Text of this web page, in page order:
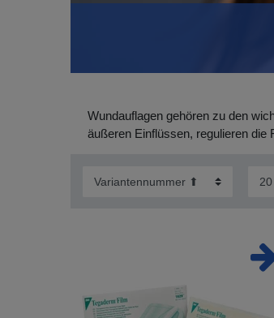
Wundauflagen gehören zu den
äußeren Einflüssen, regulieren die